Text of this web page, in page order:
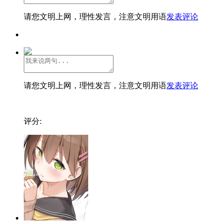
请您文明上网，理性发言，注意文明用语发表评论
请您文明上网，理性发言，注意文明用语发表评论
评分: